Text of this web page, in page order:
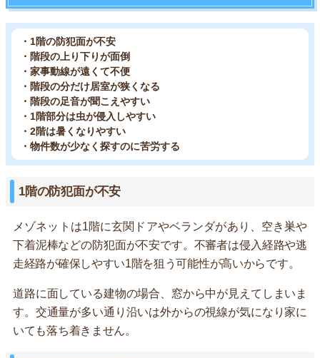
・1階の防犯面が不安
・階段の上り下りが面倒
・家事動線が遠くて不便
・階段の分だけ居室が狭くなる
・階段の足音が聞こえやすい
・1階部分は虫が侵入しやすい
・2階は暑くなりやすい
・物件数が少なく探すのに苦労する
1階の防犯面が不安
メゾネットは1階に玄関ドアやベランダがあり、空き巣や
下着泥棒などの防犯面が不安です。不審者は侵入経路や逃
走経路が確保しやすい1階を狙う可能性が高いからです。
道路に面している建物の場合、窓から中が見えてしまいま
す。交通量が多い通り沿いは外からの視線が気になり家に
いても落ち着きません。